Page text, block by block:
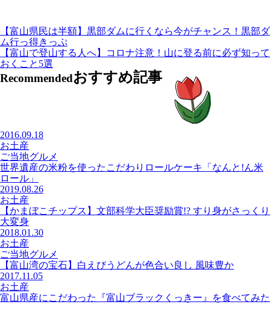
【富山県民は半額】黒部ダムに行くなら今がチャンス！黒部ダ
ム行っ得きっぷ
【富山で登山する人へ】コロナ注意！山に登る前に必ず知って
おくこと5選
Recommendedおすすめ記事
2016.09.18
お土産
ご当地グルメ
世界遺産の米粉を使ったこだわりロールケーキ「なんと!ん米
ロール」
2019.08.26
お土産
【かまぼこチップス】文部科学大臣奨励賞!? すり身がさっくり
大変身
2018.01.30
お土産
ご当地グルメ
【富山湾の宝石】白えびうどんが色合い良し 風味豊か
2017.11.05
お土産
富山県産にこだわった『富山ブラックくっきー』を食べてみた